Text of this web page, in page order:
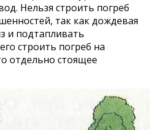
Нельзя строить погреб
так как дождевая
и подтапливать
строить погреб на
отдельно стоящее